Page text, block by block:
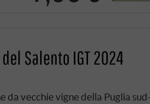
Salento IGT 2024
da vecchie vigne della Puglia